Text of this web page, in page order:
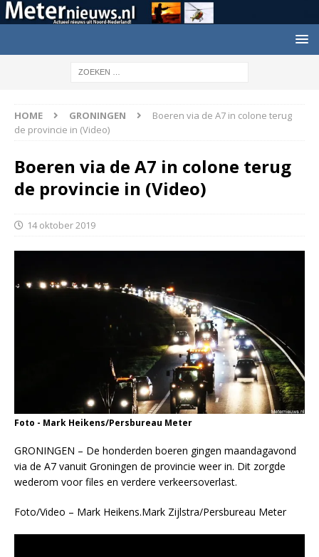
HOME GRONINGEN
Boeren via de A7 in colone terug
de provincie in (Video)
Boeren via de A7 in colone terug
de provincie in (Video)
14 oktober 2019
Foto - Mark Heikens/Persbureau Meter
GRONINGEN – De honderden boeren gingen maandagavond
via de A7 vanuit Groningen de provincie weer in. Dit zorgde
wederom voor files en verdere verkeersoverlast.
Foto/Video – Mark Heikens.Mark Zijlstra/Persbureau Meter